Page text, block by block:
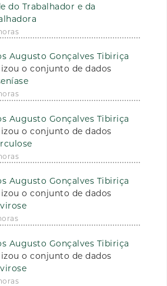
do Trabalhador e da
Augusto Gonçalves Tibiriça
o conjunto de dados
Augusto Gonçalves Tibiriça
o conjunto de dados
Augusto Gonçalves Tibiriça
o conjunto de dados
Augusto Gonçalves Tibiriça
o conjunto de dados